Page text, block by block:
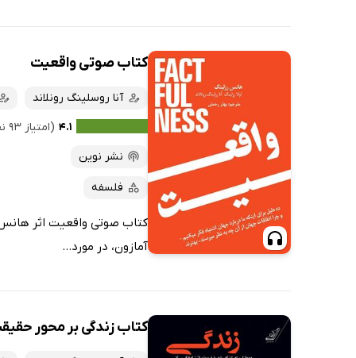
کتاب صوتی واقعیت
آنا روسلینگ رونلاند
۴.۱ (امتیاز ۹۳ نفر)
نشر نوین
فلسفه
کتاب صوتی واقعیت اثر هانس
آمازون، در مورد...
کتاب زندگی بر محور